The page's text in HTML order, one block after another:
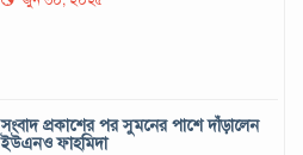
সংবাদ প্রকাশের পর সুমনের পাশে দাঁড়ালেন
ইউএনও ফাহমিদা